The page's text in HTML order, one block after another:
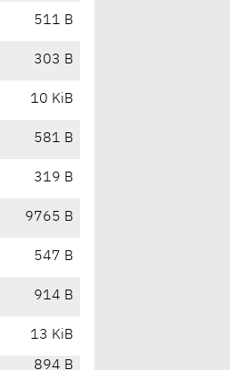
511 B
303 B
10 KiB
581 B
319 B
9765 B
547 B
914 B
13 KiB
894 B